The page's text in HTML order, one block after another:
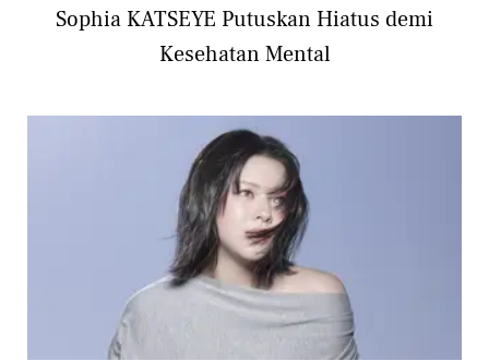
Sophia KATSEYE Putuskan Hiatus demi
Kesehatan Mental